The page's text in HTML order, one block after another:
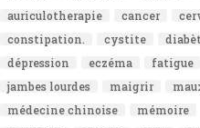
auriculotherapie
cancer
constipation.
cystite
dépression
eczéma fatigue
jambes lourdes
maigrir
médecine chinoise
mémoire